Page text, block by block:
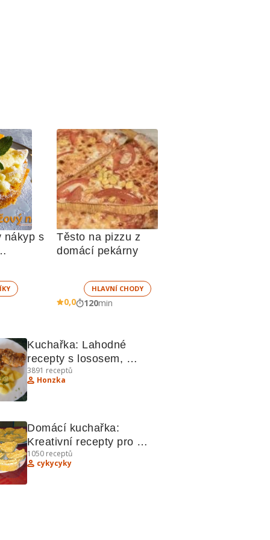
nákyp s
Těsto na pizzu z
domácí pekárny
HLAVNÍ CHODY
0,0 120min
Kuchařka: Lahodné
recepty s lososem,
gulášem a tvarohem
3891 receptů
Honzka
Domácí kuchařka:
Kreativní recepty pro
šťavnatá jídla
1050 receptů
cykycyky